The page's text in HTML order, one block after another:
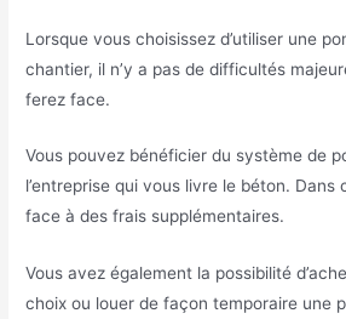
Lorsque vous choisissez d’utiliser une
chantier, il n’y a pas de difficultés
ferez face.
Vous pouvez bénéficier du système de
l’entreprise qui vous livre le béton. Dans
face à des frais supplémentaires.
Vous avez également la possibilité
choix ou louer de façon temporaire une